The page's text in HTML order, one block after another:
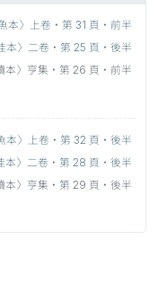
魚本〉上卷‧第 31 頁‧前半
本〉二卷‧第 25 頁‧後半
本〉亨集‧第 26 頁‧前半
本〉上卷‧第 32 頁‧後半
本〉二卷‧第 28 頁‧後半
本〉亨集‧第 29 頁‧後半